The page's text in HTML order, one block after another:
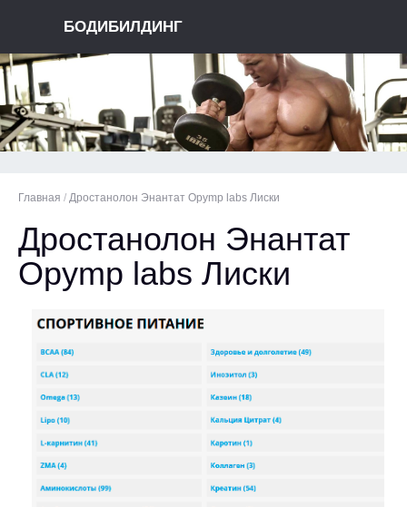
БОДИБИЛДИНГ
Главная / Дростанолон Энантат Opymp labs Лиски
Дростанолон Энантат
Opymp labs Лиски